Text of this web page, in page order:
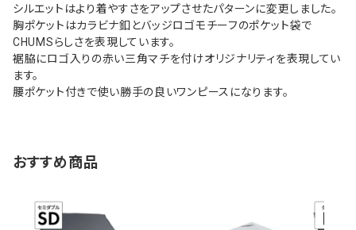
シルエットはより着やすさをアップさせたパターンに変更しました。
胸ポケットはカラビナ釦とバッジロゴモチーフのポケット袋で
CHUMSらしさを表現しています。
裾脇にロゴ入りの赤い三角マチを付けオリジナリティを表現してい
ます。
腰ポケット付きで使い勝手の良いワンピースになります。
おすすめ商品